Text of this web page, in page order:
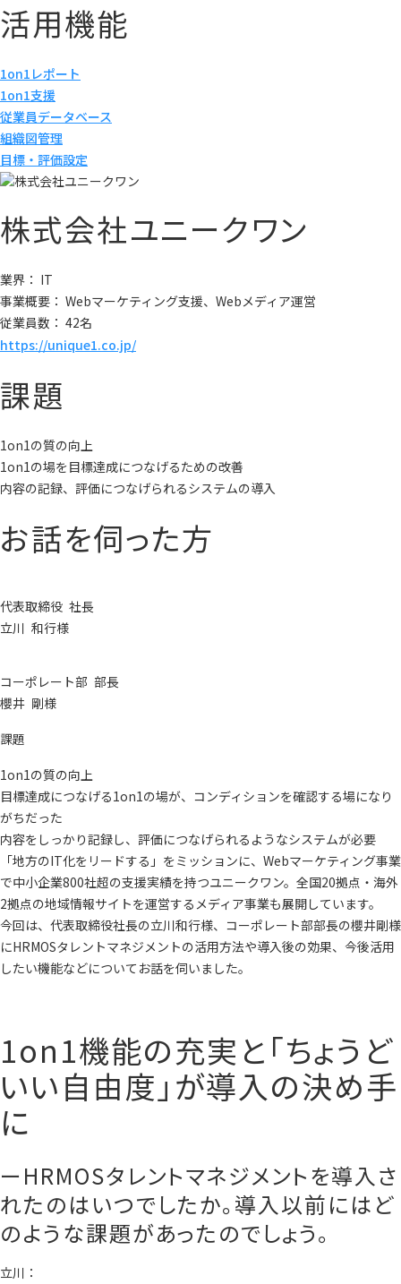
活用機能
1on1レポート
1on1支援
従業員データベース
組織図管理
目標・評価設定
株式会社ユニークワン
業界： IT
事業概要： Webマーケティング支援、Webメディア運営
従業員数： 42名
https://unique1.co.jp/
課題
1on1の質の向上
1on1の場を目標達成につなげるための改善
内容の記録、評価につなげられるシステムの導入
お話を伺った方
代表取締役 社長
立川 和行様
コーポレート部 部長
櫻井 剛様
課題
1on1の質の向上
目標達成につなげる1on1の場が、コンディションを確認する場になり
がちだった
内容をしっかり記録し、評価につなげられるようなシステムが必要
「地方のIT化をリードする」をミッションに、Webマーケティング事業
で中小企業800社超の支援実績を持つユニークワン。全国20拠点・海外
2拠点の地域情報サイトを運営するメディア事業も展開しています。
今回は、代表取締役社長の立川和行様、コーポレート部部長の櫻井剛様
にHRMOSタレントマネジメントの活用方法や導入後の効果、今後活用
したい機能などについてお話を伺いました。
1on1機能の充実と「ちょうど
いい自由度」が導入の決め手
に
ーHRMOSタレントマネジメントを導入さ
れたのはいつでしたか。導入以前にはど
のような課題があったのでしょう。
立川：